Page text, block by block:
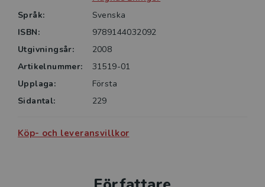
Språk:
Svenska
ISBN:
9789144032092
Utgivningsår:
2008
Artikelnummer:
31519-01
Upplaga:
Första
Sidantal:
229
Köp- och leveransvillkor